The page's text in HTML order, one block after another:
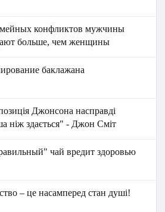
конфликтов мужчины
больше, чем женщины
баклажана
Джонсона насправді
ніж здається" - Джон Сміт
чай вредит здоровью
– це насамперед стан душі!